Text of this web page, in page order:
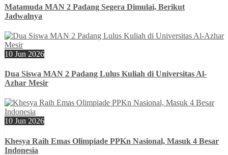
Matamuda MAN 2 Padang Segera Dimulai, Berikut
Jadwalnya
10 Jun 2026
Dua Siswa MAN 2 Padang Lulus Kuliah di Universitas Al-
Azhar Mesir
10 Jun 2026
Khesya Raih Emas Olimpiade PPKn Nasional, Masuk 4 Besar
Indonesia